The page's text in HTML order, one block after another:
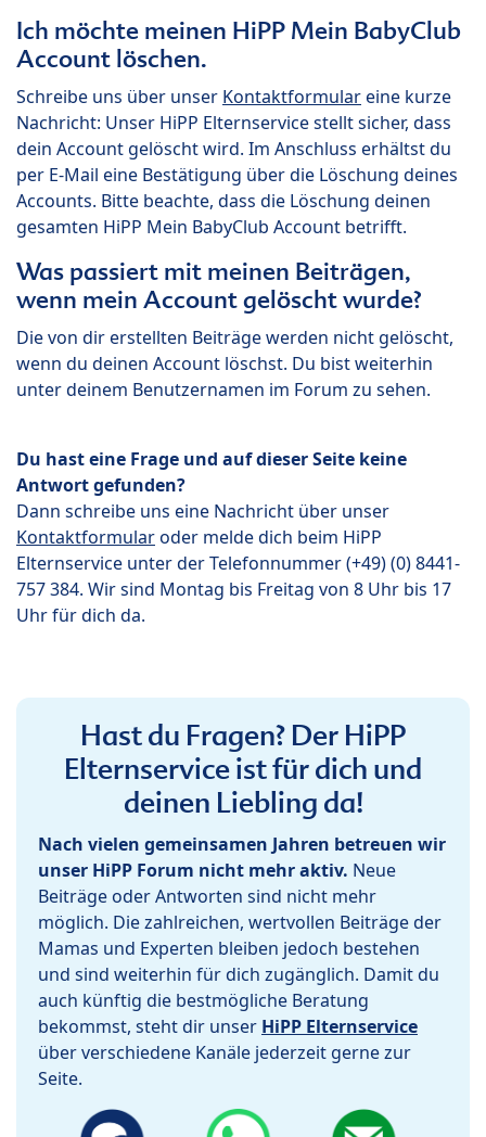
Ich möchte meinen HiPP Mein BabyClub
Account löschen.
Schreibe uns über unser Kontaktformulareine kurze
Nachricht: Unser HiPP Elternservice stellt sicher, dass
dein Account gelöscht wird. Im Anschluss erhältst du
per E-Mail eine Bestätigung über die Löschung deines
Accounts. Bitte beachte, dass die Löschung deinen
gesamten HiPP Mein BabyClub Account betrifft.
Was passiert mit meinen Beiträgen,
wenn mein Account gelöscht wurde?
Die von dir erstellten Beiträge werden nicht gelöscht,
wenn du deinen Account löschst. Du bist weiterhin
unter deinem Benutzernamen im Forum zu sehen.
Du hast eine Frage und auf dieser Seite keine
Antwort gefunden?
Dann schreibe uns eine Nachricht über unser
Kontaktformularoder melde dich beim HiPP
Elternservice unter der Telefonnummer (+49) (0) 8441-
757 384. Wir sind Montag bis Freitag von 8 Uhr bis 17
Uhr für dich da.
Hast du Fragen? Der HiPP
Elternservice ist für dich und
deinen Liebling da!
Nach vielen gemeinsamen Jahren betreuen wir
unser HiPP Forum nicht mehr aktiv. Neue
Beiträge oder Antworten sind nicht mehr
möglich. Die zahlreichen, wertvollen Beiträge der
Mamas und Experten bleiben jedoch bestehen
und sind weiterhin für dich zugänglich. Damit du
auch künftig die bestmögliche Beratung
bekommst, steht dir unser HiPP Elternservice
über verschiedene Kanäle jederzeit gerne zur
Seite.